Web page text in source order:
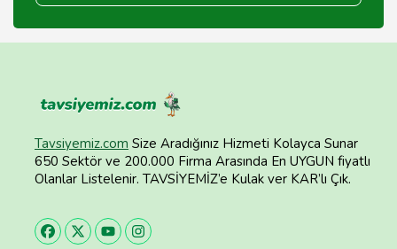
Tavsiyemiz.com Size Aradığınız Hizmeti Kolayca Sunar
650 Sektör ve 200.000 Firma Arasında En UYGUN fiyatlı
Olanlar Listelenir. TAVSİYEMİZ’e Kulak ver KAR’lı Çık.